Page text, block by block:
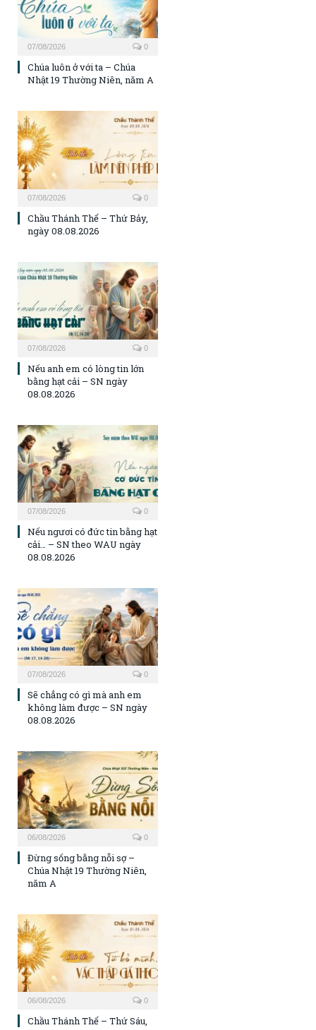
07/08/2026 0
Chúa luôn ở với ta – Chúa
Nhật 19 Thường Niên, năm A
07/08/2026 0
Chầu Thánh Thể – Thứ Bảy,
ngày 08.08.2026
07/08/2026 0
Nếu anh em có lòng tin lớn
bằng hạt cải – SN ngày
08.08.2026
07/08/2026 0
Nếu ngươi có đức tin bằng hạt
cải… – SN theo WAU ngày
08.08.2026
07/08/2026 0
Sẽ chẳng có gì mà anh em
không làm được – SN ngày
08.08.2026
06/08/2026 0
Đừng sống bằng nỗi sợ –
Chúa Nhật 19 Thường Niên,
năm A
06/08/2026 0
Chầu Thánh Thể – Thứ Sáu,